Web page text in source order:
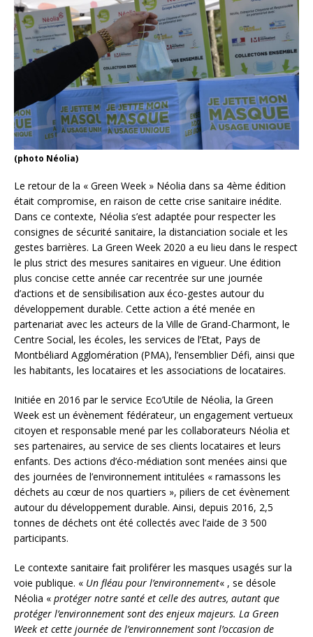
(photo Néolia)
Le retour de la « Green Week » Néolia dans sa 4ème édition
était compromise, en raison de cette crise sanitaire inédite.
Dans ce contexte, Néolia s’est adaptée pour respecter les
consignes de sécurité sanitaire, la distanciation sociale et les
gestes barrières. La Green Week 2020 a eu lieu dans le respect
le plus strict des mesures sanitaires en vigueur. Une édition
plus concise cette année car recentrée sur une journée
d’actions et de sensibilisation aux éco-gestes autour du
développement durable. Cette action a été menée en
partenariat avec les acteurs de la Ville de Grand-Charmont, le
Centre Social, les écoles, les services de l’Etat, Pays de
Montbéliard Agglomération (PMA), l’ensemblier Défi, ainsi que
les habitants, les locataires et les associations de locataires.
Initiée en 2016 par le service Eco’Utile de Néolia, la Green
Week est un évènement fédérateur, un engagement vertueux
citoyen et responsable mené par les collaborateurs Néolia et
ses partenaires, au service de ses clients locataires et leurs
enfants. Des actions d’éco-médiation sont menées ainsi que
des journées de l’environnement intitulées « ramassons les
déchets au cœur de nos quartiers », piliers de cet évènement
autour du développement durable. Ainsi, depuis 2016, 2,5
tonnes de déchets ont été collectés avec l’aide de 3 500
participants.
Le contexte sanitaire fait proliférer les masques usagés sur la
voie publique. « Un fléau pour l’environnement« , se désole
Néolia « protéger notre santé et celle des autres, autant que
protéger l’environnement sont des enjeux majeurs. La Green
Week et cette journée de l’environnement sont l’occasion de